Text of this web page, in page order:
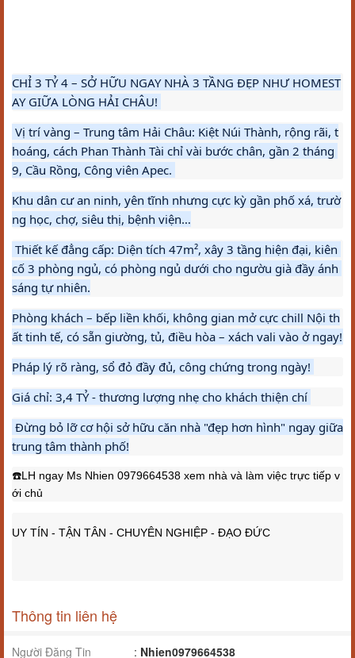
CHỈ 3 TỶ 4 – SỞ HỮU NGAY NHÀ 3 TẦNG ĐẸP NHƯ HOMEST
AY GIỮA LÒNG HẢI CHÂU!
hoáng, cách Phan Thành Tài chỉ vài bước chân, gần 2 tháng
9, Cầu Rồng, Công viên Apec.
Khu dân cư an ninh, yên tĩnh nhưng cực kỳ gần phố xá, trườ
ng học, chợ, siêu thị, bệnh viện…
cố 3 phòng ngủ, có phòng ngủ dưới cho ngườu già đầy ánh
sáng tự nhiên.
Phòng khách – bếp liền khối, không gian mở cực chill Nội th
Pháp lý rõ ràng, sổ đỏ đầy đủ, công chứng trong ngày!
Giá chỉ: 3,4 TỶ - thương lượng nhẹ cho khách thiện chí
trung tâm thành phố!
☎️LH ngay Ms Nhien 0979664538 xem nhà và làm việc trực tiếp v
ới chủ
UY TÍN - TẬN TÂN - CHUYÊN NGHIỆP - ĐẠO ĐỨC
Thông tin liên hệ
Người Đăng Tin : Nhien0979664538